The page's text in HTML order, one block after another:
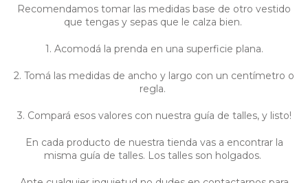
Recomendamos tomar las medidas base de otro vestido
que tengas y sepas que le calza bien.
1. Acomodá la prenda en una superficie plana.
2. Tomá las medidas de ancho y largo con un centímetro o
regla.
3. Compará esos valores con nuestra guía de talles, y listo!
En cada producto de nuestra tienda vas a encontrar la
misma guía de talles. Los talles son holgados.